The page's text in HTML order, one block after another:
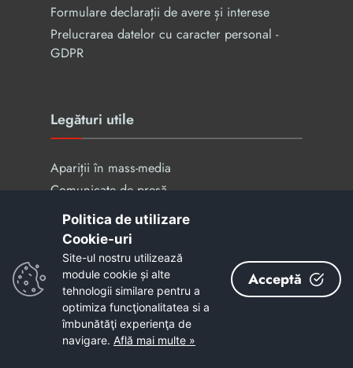
Formulare declarații de avere și interese
Prelucrarea datelor cu caracter personal -
GDPR
Legături utile
Apariții în mass-media
Comunicate de presă
Guvernare deschisa
Știri
Carieră
Aplicație - Program Județean de transport
Acest site este cofinanțat din
Politica de utilizare
Cookie-uri‎
Site-ul nostru utilizează
module cookie și alte
tehnologii similare pentru a
optimiza funcţionalitatea si a
îmbunătăţi experienţa de
navigare. Află mai multe »
Acceptă